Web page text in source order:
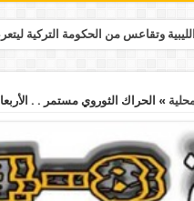
وتقاعس من الحكومة التركية
» الحراك الثوروي مستمر . . الأربعاء 13 أغسطس . . عشية ذكرى رابعة مصر